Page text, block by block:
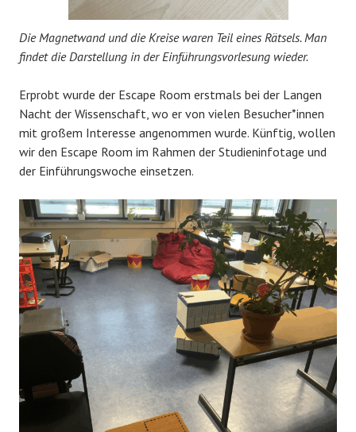
Die Magnetwand und die Kreise waren Teil eines Rätsels. Man
findet die Darstellung in der Einführungsvorlesung wieder.
Erprobt wurde der Escape Room erstmals bei der Langen
Nacht der Wissenschaft, wo er von vielen Besucher*innen
mit großem Interesse angenommen wurde. Künftig, wollen
wir den Escape Room im Rahmen der Studieninfotage und
der Einführungswoche einsetzen.